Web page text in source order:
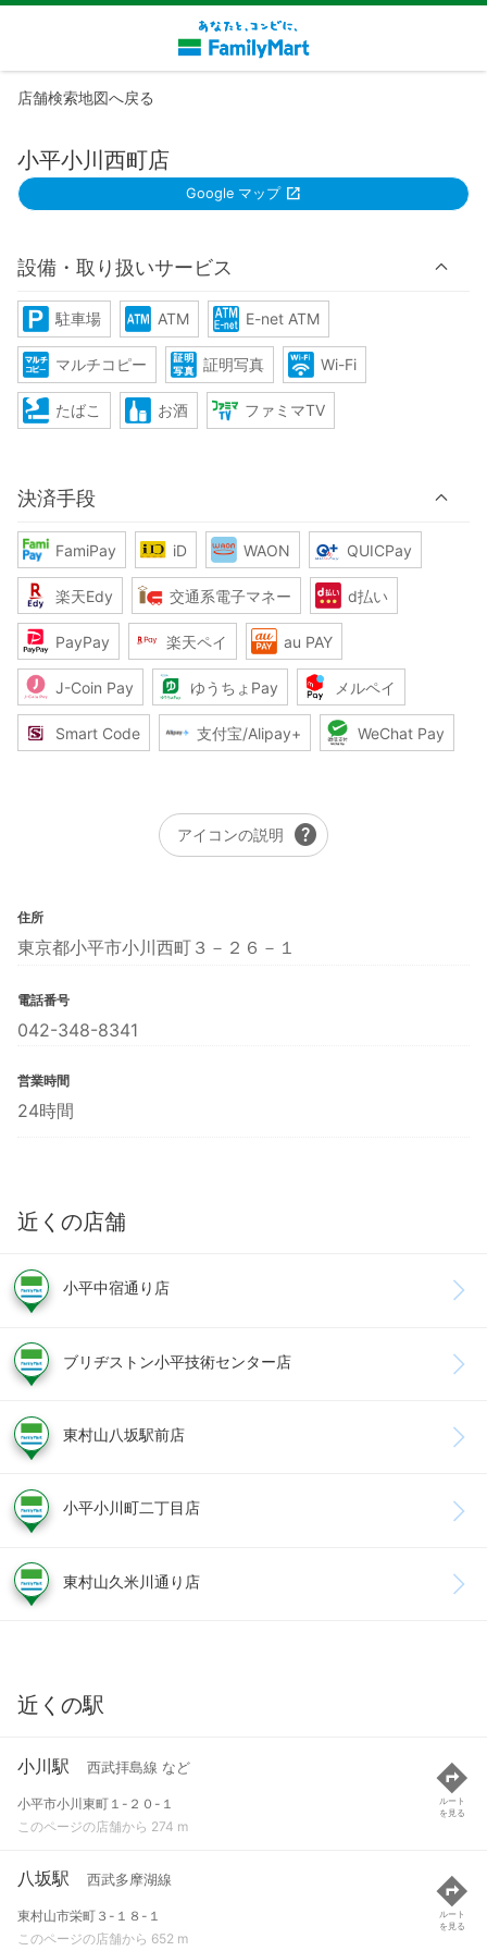
店舗検索地図へ戻る
小平小川西町店
Google マップ
設備・取り扱いサービス
駐車場 ATM E-net ATM
マルチコピー 証明写真 Wi-Fi
たばこ お酒 ファミマTV
決済手段
FamiPay iD WAON QUICPay
楽天Edy 交通系電子マネー d払い
PayPay 楽天ペイ au PAY
J-Coin Pay ゆうちょPay メルペイ
Smart Code 支付宝/Alipay+ WeChat Pay
アイコンの説明 help
住所
東京都小平市小川西町３－２６－１
電話番号
042-348-8341
営業時間
24時間
近くの店舗
小平中宿通り店
ブリヂストン小平技術センター店
東村山八坂駅前店
小平小川町二丁目店
東村山久米川通り店
近くの駅
小川駅 西武拝島線 など
小平市小川東町１-２０-１
このページの店舗から 274 m
ルート
を見る
八坂駅 西武多摩湖線
東村山市栄町３-１８-１
このページの店舗から 652 m
ルート
を見る